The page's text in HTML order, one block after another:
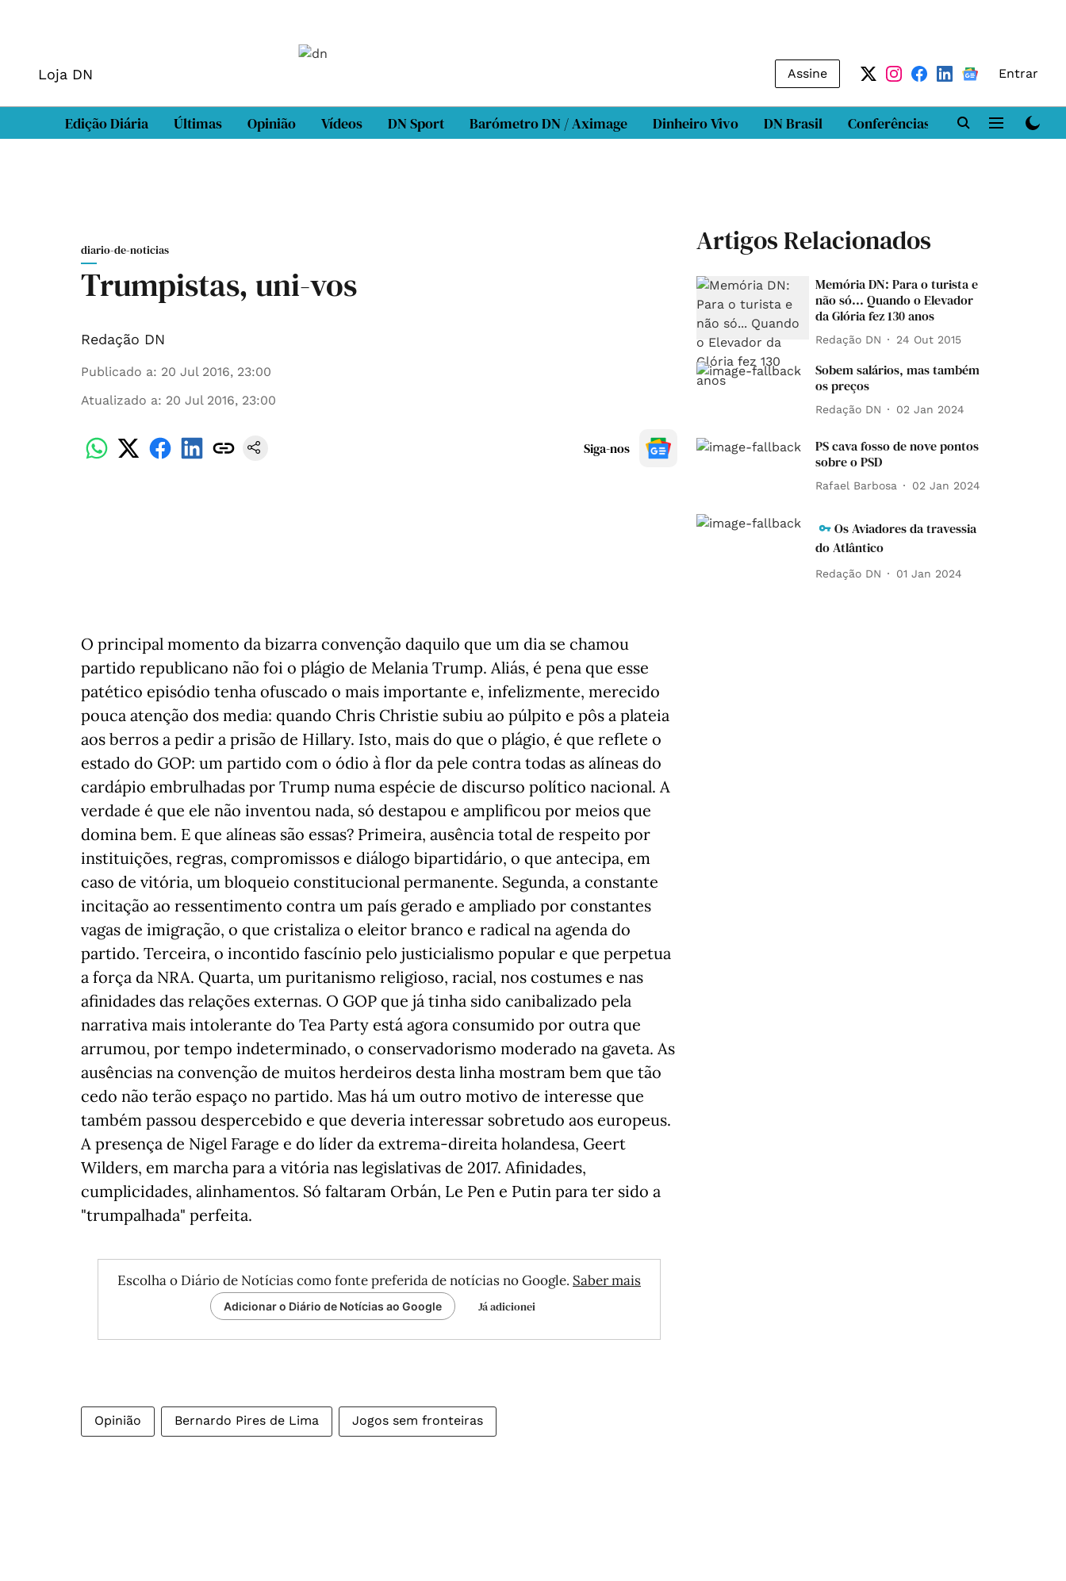
Loja DN Assine Entrar
Edição Diária Últimas Opinião Vídeos DN Sport Barómetro DN / Aximage Dinheiro Vivo DN Brasil Conferências DN LAB
diario-de-noticias
Trumpistas, uni-vos
Redação DN
Publicado a: 20 Jul 2016, 23:00
Atualizado a: 20 Jul 2016, 23:00
Siga-nos
O principal momento da bizarra convenção daquilo que um dia se chamou
partido republicano não foi o plágio de Melania Trump. Aliás, é pena que esse
patético episódio tenha ofuscado o mais importante e, infelizmente, merecido
pouca atenção dos media: quando Chris Christie subiu ao púlpito e pôs a plateia
aos berros a pedir a prisão de Hillary. Isto, mais do que o plágio, é que reflete o
estado do GOP: um partido com o ódio à flor da pele contra todas as alíneas do
cardápio embrulhadas por Trump numa espécie de discurso político nacional. A
verdade é que ele não inventou nada, só destapou e amplificou por meios que
domina bem. E que alíneas são essas? Primeira, ausência total de respeito por
instituições, regras, compromissos e diálogo bipartidário, o que antecipa, em
caso de vitória, um bloqueio constitucional permanente. Segunda, a constante
incitação ao ressentimento contra um país gerado e ampliado por constantes
vagas de imigração, o que cristaliza o eleitor branco e radical na agenda do
partido. Terceira, o incontido fascínio pelo justicialismo popular e que perpetua
a força da NRA. Quarta, um puritanismo religioso, racial, nos costumes e nas
afinidades das relações externas. O GOP que já tinha sido canibalizado pela
narrativa mais intolerante do Tea Party está agora consumido por outra que
arrumou, por tempo indeterminado, o conservadorismo moderado na gaveta. As
ausências na convenção de muitos herdeiros desta linha mostram bem que tão
cedo não terão espaço no partido. Mas há um outro motivo de interesse que
também passou despercebido e que deveria interessar sobretudo aos europeus.
A presença de Nigel Farage e do líder da extrema-direita holandesa, Geert
Wilders, em marcha para a vitória nas legislativas de 2017. Afinidades,
cumplicidades, alinhamentos. Só faltaram Orbán, Le Pen e Putin para ter sido a
"trumpalhada" perfeita.
Escolha o Diário de Notícias como fonte preferida de notícias no Google. Saber mais
Adicionar o Diário de Notícias ao Google Já adicionei
Opinião Bernardo Pires de Lima Jogos sem fronteiras
Artigos Relacionados
Memória DN: Para o turista e
não só... Quando o Elevador
da Glória fez 130 anos
Redação DN 24 Out 2015
Sobem salários, mas também
os preços
Redação DN 02 Jan 2024
PS cava fosso de nove pontos
sobre o PSD
Rafael Barbosa 02 Jan 2024
Os Aviadores da travessia
do Atlântico
Redação DN 01 Jan 2024